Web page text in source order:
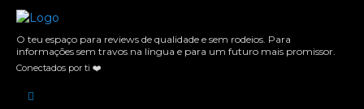
O teu espaço para reviews de qualidade e sem rodeios. Para
informações sem travos na língua e para um futuro mais promissor.
Conectados por ti ❤️